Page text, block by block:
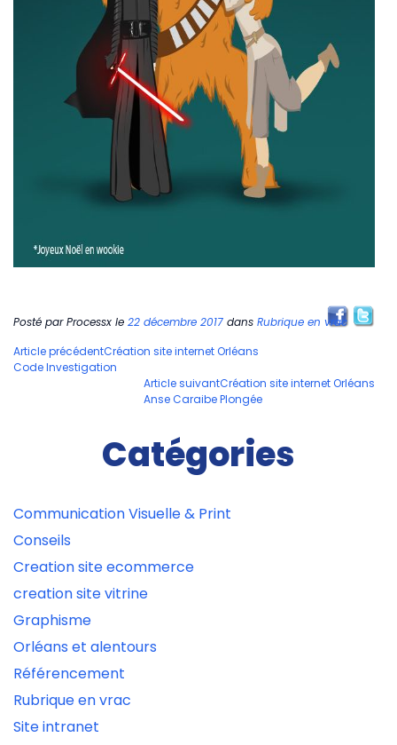
Posté parProcessx le 22 décembre 2017 dans Rubrique en vrac
Navigation
des
Article précédentCréation site internet Orléans
Code Investigation
Article suivantCréation site internet Orléans
Anse Caraibe Plongée
Catégories
Communication Visuelle & Print
Conseils
Creation site ecommerce
creation site vitrine
Graphisme
Orléans et alentours
Référencement
Rubrique en vrac
Site intranet